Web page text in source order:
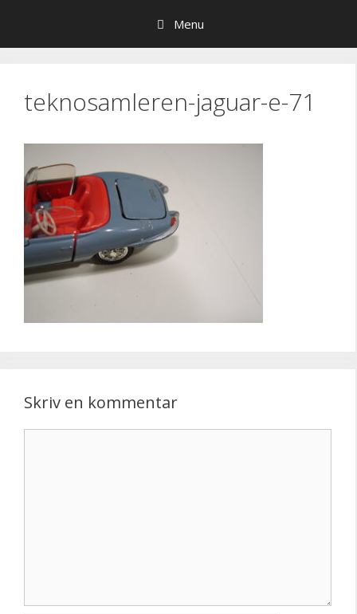
indhold
Menu
teknosamleren-jaguar-e-71
Skriv en kommentar